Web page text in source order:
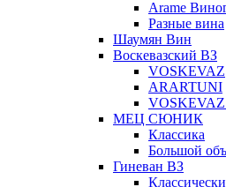
Arame
Разные вина
Шаумян Вин
Воскевазский ВЗ
VOSKEVAZ
ARARTUNI
МЕЦ СЮНИК
Классика
Большой
Гиневан ВЗ